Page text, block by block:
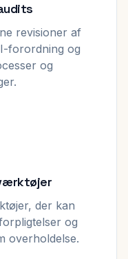
revisioner af
forordning og
og
der kan
og
overholdelse.